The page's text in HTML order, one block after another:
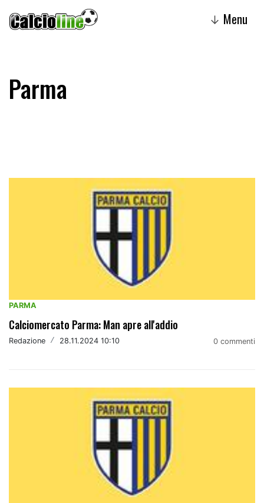
↓ Menu
Parma
PARMA
Calciomercato Parma: Man apre all'addio
Redazione / 28.11.2024 10:10 0 commenti